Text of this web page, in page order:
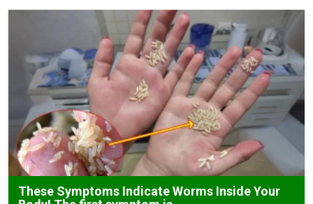
These Symptoms Indicate Worms Inside Your